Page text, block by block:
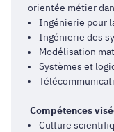
orientée métier
Ingénierie pour
Ingénierie des
Modélisation
Systèmes et
Compétences
Culture